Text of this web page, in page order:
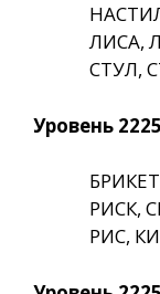
ЛИСА,
СТУЛ,
Уровень
РИСК,
РИС,